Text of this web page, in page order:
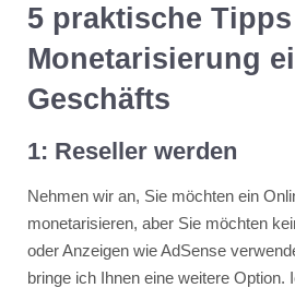
5 praktische
Monetarisierung
Geschäfts
1: Reseller werden
Nehmen wir an, Sie möchten ein
monetarisieren, aber Sie möchten
oder Anzeigen wie AdSense
bringe ich Ihnen eine weitere Option.